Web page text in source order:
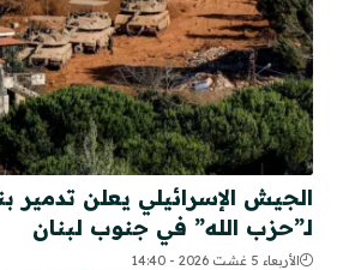
الجيش الإسرائيلي يعلن تدمير
لـ”حزب الله” في جنوب لبنان
الأربعاء 5 غشت 2026 - 14:40